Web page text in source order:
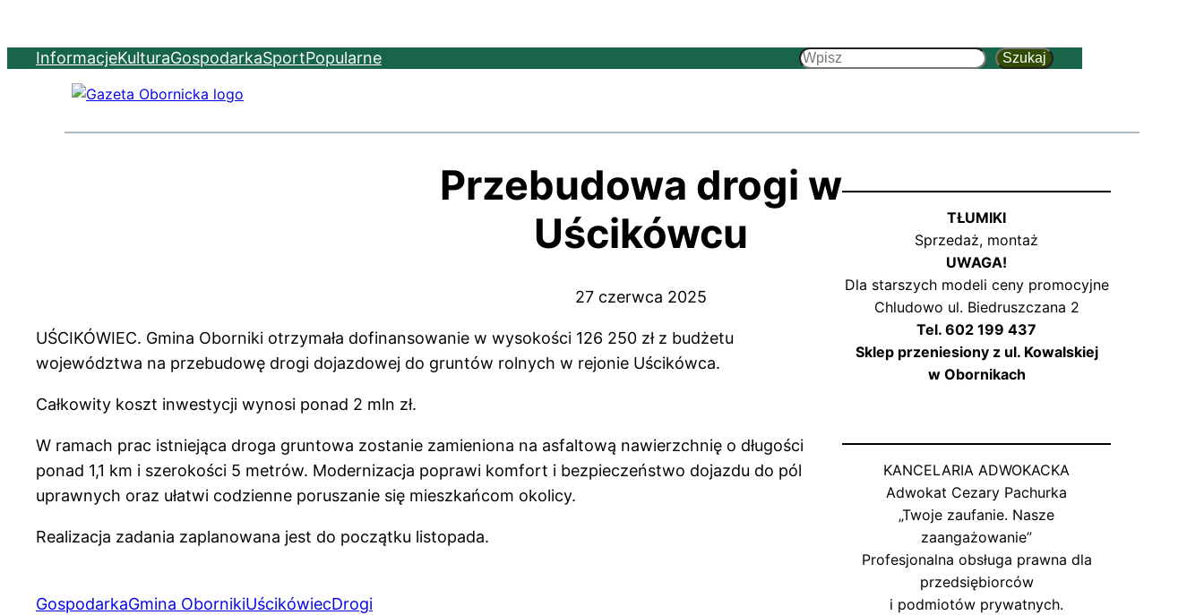
InformacjeKulturaGospodarkaSportPopularne
Szukaj
Szukaj
Przebudowa drogi w
Uścikówcu
27 czerwca 2025
UŚCIKÓWIEC. Gmina Oborniki otrzymała dofinansowanie w wysokości 126 250 zł z budżetu
województwa na przebudowę drogi dojazdowej do gruntów rolnych w rejonie Uścikówca.
Całkowity koszt inwestycji wynosi ponad 2 mln zł.
W ramach prac istniejąca droga gruntowa zostanie zamieniona na asfaltową nawierzchnię o długości
ponad 1,1 km i szerokości 5 metrów. Modernizacja poprawi komfort i bezpieczeństwo dojazdu do pól
uprawnych oraz ułatwi codzienne poruszanie się mieszkańcom okolicy.
Realizacja zadania zaplanowana jest do początku listopada.
GospodarkaGmina ObornikiUścikówiecDrogi
TŁUMIKI
Sprzedaż, montaż
UWAGA!
Dla starszych modeli ceny promocyjne
Chludowo ul. Biedruszczana 2
Tel. 602 199 437
Sklep przeniesiony z ul. Kowalskiej
w Obornikach
KANCELARIA ADWOKACKA
Adwokat Cezary Pachurka
„Twoje zaufanie. Nasze
zaangażowanie”
Profesjonalna obsługa prawna dla
przedsiębiorców
i podmiotów prywatnych.